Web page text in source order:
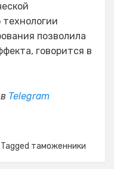
позволила
говорится в
Telegram
Tagged таможенники